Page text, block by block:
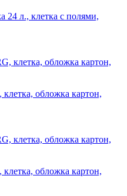
л., клетка с полями,
обложка картон,
обложка картон,